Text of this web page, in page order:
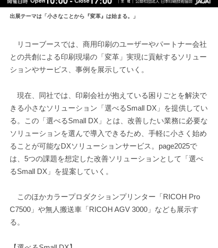
出展テーマは「小さなことから『変革』は始まる。」
リコーブースでは、商用印刷のユーザーやパートナー会社
との共創による印刷現場の「変革」実現に貢献するソリュー
ションやサービス、事例を展示していく。
現在、同社では、印刷会社が抱えている困りごとを解決で
きる小さなソリューション「選べるSmall DX」を提供してい
る。この「選べるSmall DX」とは、改善したい業務に必要な
ソリューションを選んで導入できるため、手軽に小さく始め
ることが可能なDXソリューションサービス。page2025で
は、5つの課題を想定した改善ソリューションとして「選べ
るSmall DX」を提案していく。
このほかカラープロダクションプリンター「RICOH Pro
C7500」や無人搬送車「RICOH AGV 3000」なども展示す
る。